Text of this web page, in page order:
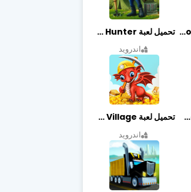
تحميل لعبة Bus Simulator PRO 2 مهكرة أخر إصدار تحميل لعبة Treasure Hunter مهكرة أخر إصدار
اندرويد
تحميل لعبة Dog Hotel مهكرة أخر إصدار تحميل لعبة Dragon Village مهكرة أخر إصدار
اندرويد